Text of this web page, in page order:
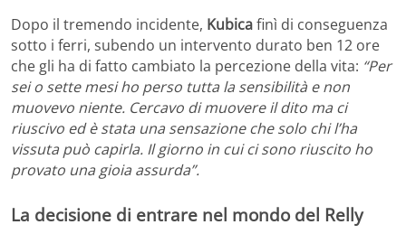
Dopo il tremendo incidente, Kubicafinì di conseguenza
sotto i ferri, subendo un intervento durato ben 12 ore
che gli ha di fatto cambiato la percezione della vita: “Per
sei o sette mesi ho perso tutta la sensibilità e non
muovevo niente. Cercavo di muovere il dito ma ci
riuscivo ed è stata una sensazione che solo chi l’ha
vissuta può capirla. Il giorno in cui ci sono riuscito ho
provato una gioia assurda”.
La decisione di entrare nel mondo del Relly